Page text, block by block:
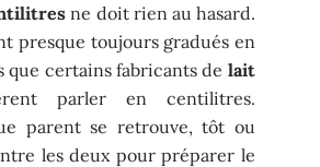
ne doit rien au hasard.
presque toujours gradués en
certains fabricants de lait
parler en centilitres.
parent se retrouve, tôt ou
les deux pour préparer le